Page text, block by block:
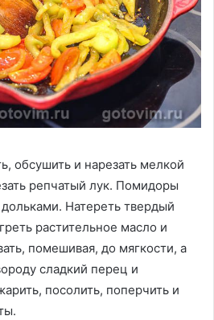
обсушить и нарезать мелкой
репчатый лук. Помидоры
Натереть твердый
растительное масло и
помешивая, до мягкости, а
сладкий перец и
посолить, поперчить и